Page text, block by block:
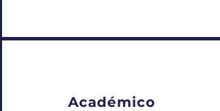
Académico